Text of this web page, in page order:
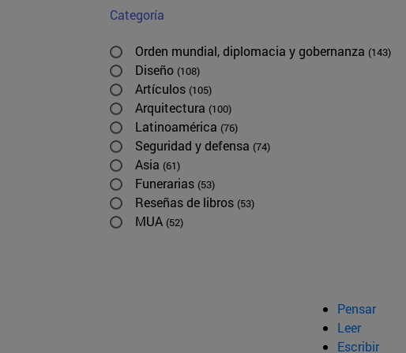
Categoría
Orden mundial, diplomacia y gobernanza (143)
Diseño (108)
Artículos (105)
Arquitectura (100)
Latinoamérica (76)
Seguridad y defensa (74)
Asia (61)
Funerarias (53)
Reseñas de libros (53)
MUA (52)
Pensar
Leer
Escribir